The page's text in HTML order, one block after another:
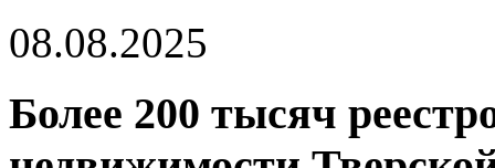
08.08.2025
Более 200 тысяч